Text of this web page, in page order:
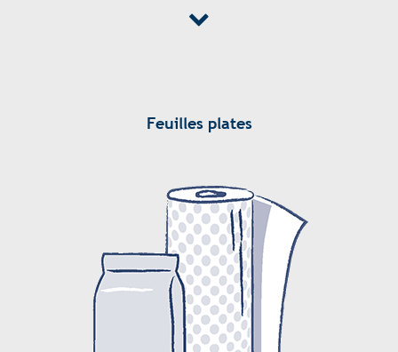
Feuilles plates